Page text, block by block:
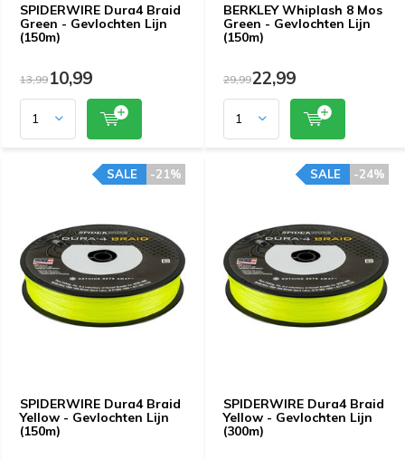
SPIDERWIRE Dura4 Braid
Green - Gevlochten Lijn
(150m)
13,9910,99
BERKLEY Whiplash 8 Mos
Green - Gevlochten Lijn
(150m)
29,9922,99
SPIDERWIRE Dura4 Braid
Yellow - Gevlochten Lijn
(150m)
-21%
SALE
SPIDERWIRE Dura4 Braid
Yellow - Gevlochten Lijn
(300m)
-24%
SALE